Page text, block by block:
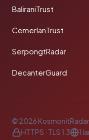
BaliraniTrust
CemerlanTrust
SerpongtRadar
DecanterGuard
© 2026
HTTPS · TLS 1.3
1